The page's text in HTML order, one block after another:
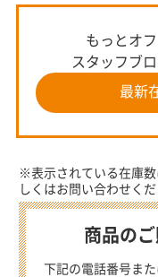
もっとオ
スタッフブ
最新
※表示されている在庫
しくはお問い合わせくだ
商品の
下記の電話番号ま